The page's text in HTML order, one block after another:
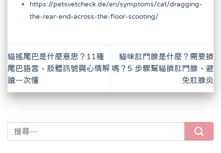
https://petsvetcheck.de/en/symptoms/cat/dragging-
the-rear-end-across-the-floor-scooting/
貓搖尾巴是什麼意思？11種
尾巴語言、肢體訊號與心情解
讀一次懂
貓咪肛門腺是什麼？需要擠
嗎？5 步驟幫貓擠肛門腺、避
免肛腺炎